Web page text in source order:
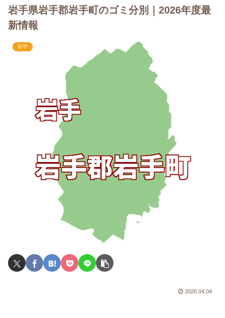
岩手県岩手郡岩手町のゴミ分別｜2026年度最
新情報
岩手
2026.04.04